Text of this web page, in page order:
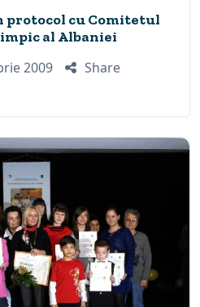
protocol cu Comitetul
al Albaniei
2009
Share